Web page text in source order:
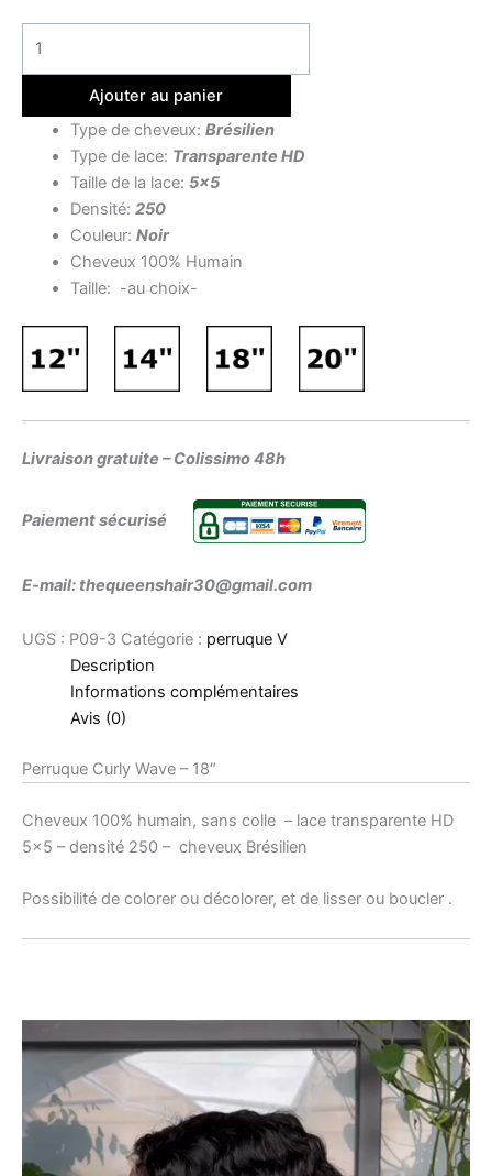
Ajouter au panier
Type de cheveux: Brésilien
Type de lace: Transparente HD
Taille de la lace: 5×5
Densité: 250
Couleur: Noir
Cheveux 100% Humain
Taille: -au choix-
Livraison gratuite – Colissimo 48h
Paiement sécurisé
E-mail: thequeenshair30@gmail.com
UGS : P09-3 Catégorie : perruque V
Description
Informations complémentaires
Avis (0)
Perruque Curly Wave – 18″
Cheveux 100% humain, sans colle – lace transparente HD
5×5 – densité 250 – cheveux Brésilien
Possibilité de colorer ou décolorer, et de lisser ou boucler .